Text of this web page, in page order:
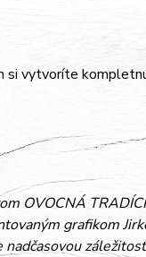
si vytvoríte
OVOCNÁ
grafikom